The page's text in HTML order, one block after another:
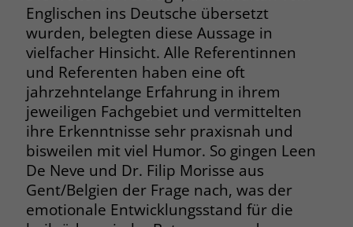
Englischen ins Deutsche übersetzt
wurden, belegten diese Aussage in
vielfacher Hinsicht. Alle Referentinnen
und Referenten haben eine oft
jahrzehntelange Erfahrung in ihrem
jeweiligen Fachgebiet und vermittelten
ihre Erkenntnisse sehr praxisnah und
bisweilen mit viel Humor. So gingen Leen
De Neve und Dr. Filip Morisse aus
Gent/Belgien der Frage nach, was der
emotionale Entwicklungsstand für die
Zweck
Der Zweck von _fbp ist vollständig auf
die Werbe- und Analysebemühungen
von Facebook zurückzuführen. Dieses
Cookie ist ein Erstanbieter-Cookie, d. h.
Facebook platziert es, während ein
Verbraucher auf Facebook ist. Dieses
Cookie verfolgt die Besuche eines
Nutzers auf verschiedenen Websites
und meldet dieses Verhalten an
Facebook. Facebook kann dann die
gesammelten Daten nutzen, um den
Nutzer besser zu verstehen und
bessere, relevantere Werbung zu